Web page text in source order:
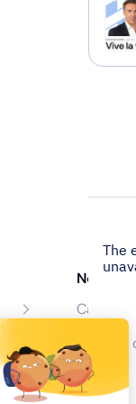
Nos
Cabinet
Centres